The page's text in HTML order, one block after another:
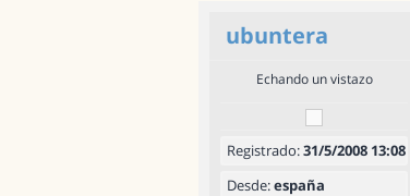
ubuntera
Echando un vistazo
Registrado:31/5/2008 13:08
Desde:españa